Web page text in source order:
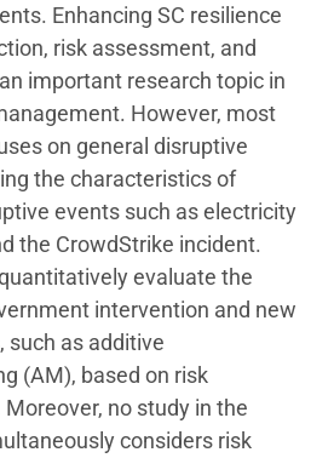
Enhancing SC resilience
risk assessment, and
important research topic in
However, most
on general disruptive
the characteristics of
events such as electricity
the CrowdStrike incident.
evaluate the
intervention and new
such as additive
(AM), based on risk
no study in the
considers risk